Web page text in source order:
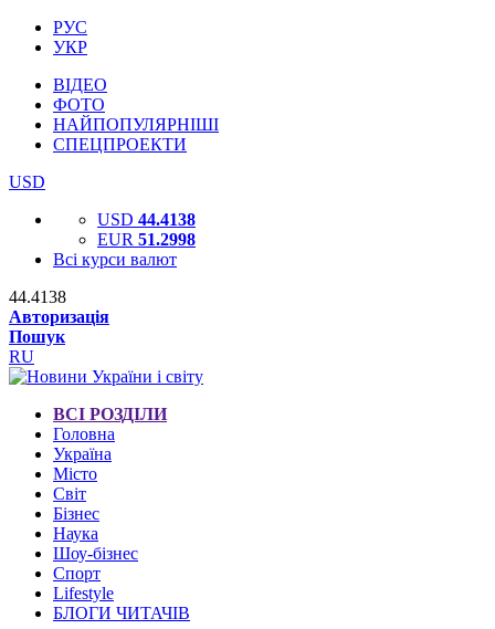
РУС
УКР
ВІДЕО
ФОТО
НАЙПОПУЛЯРНІШІ
СПЕЦПРОЕКТИ
USD
USD 44.4138
EUR 51.2998
Всі курси валют
44.4138
Авторизація
Пошук
RU
ВСІ РОЗДІЛИ
Головна
Україна
Місто
Світ
Бізнес
Наука
Шоу-бізнес
Спорт
Lifestyle
БЛОГИ ЧИТАЧІВ